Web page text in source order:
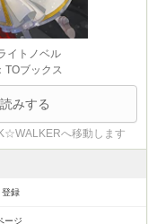
イトノベル
TOブックス
みする
へ移動します
登録
ージ